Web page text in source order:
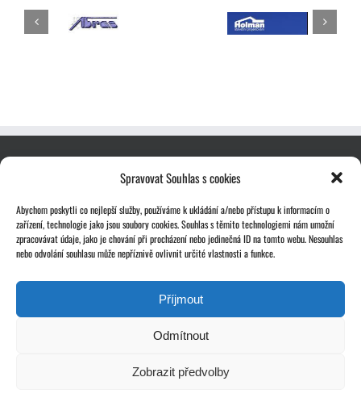
Spravovat Souhlas s cookies
Abychom poskytli co nejlepší služby, používáme k ukládání a/nebo přístupu k informacím o
zařízení, technologie jako jsou soubory cookies. Souhlas s těmito technologiemi nám umožní
zpracovávat údaje, jako je chování při procházení nebo jedinečná ID na tomto webu. Nesouhlas
nebo odvolání souhlasu může nepříznivě ovlivnit určité vlastnosti a funkce.
Příjmout
Odmítnout
Zobrazit předvolby